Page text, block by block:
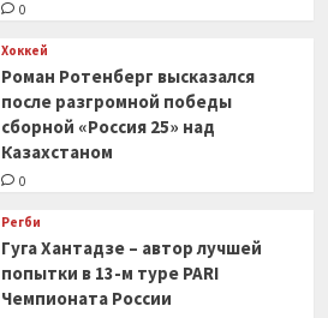
0
Хоккей
Роман Ротенберг высказался
после разгромной победы
сборной «Россия 25» над
Казахстаном
0
Регби
Гуга Хантадзе – автор лучшей
попытки в 13-м туре PARI
Чемпионата России